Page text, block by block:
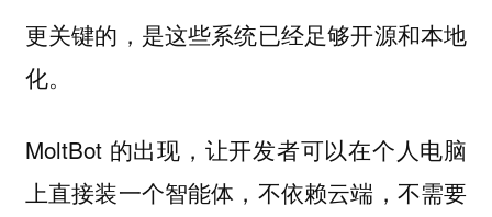
更关键的，是这些系统已经足够开源和本地
化。
MoltBot 的出现，让开发者可以在个人电脑
上直接装一个智能体，不依赖云端，不需要